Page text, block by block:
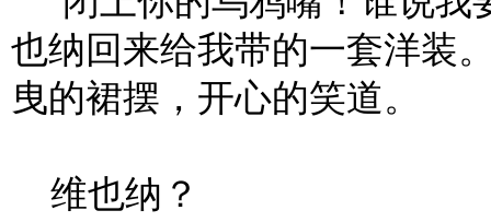
也纳回来给我带的一套洋装
曳的裙摆，开心的笑道。
维也纳？